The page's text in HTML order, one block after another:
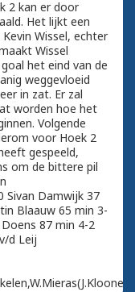
2 kan er door
Het lijkt een
Wissel, echter
Wissel
het eind van de
weggevloeid
in zat. Er zal
worden hoe het
Volgende
voor Hoek 2
gespeeld,
om de bittere pil
Sivan Damwijk 37
Blaauw 65 min 3-
87 min 4-2
d Leij